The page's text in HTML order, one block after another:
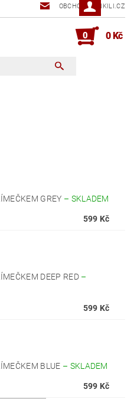
OBCHOD@CINKILI.CZ
0 0 Kč
GREY – SKLADEM
599 Kč
DEEP RED –
599 Kč
BLUE – SKLADEM
599 Kč